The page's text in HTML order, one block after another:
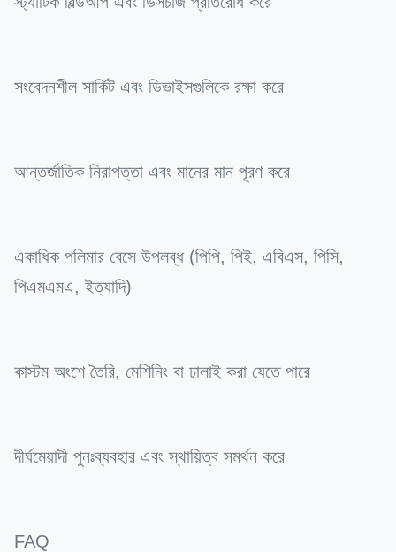
সংবেদনশীল সার্কিট এবং ডিভাইসগুলিকে রক্ষা করে
আন্তর্জাতিক নিরাপত্তা এবং মানের মান পূরণ করে
একাধিক পলিমার বেসে উপলব্ধ (পিপি, পিই, এবিএস, পিসি,
পিএমএমএ, ইত্যাদি)
কাস্টম অংশে তৈরি, মেশিনিং বা ঢালাই করা যেতে পারে
দীর্ঘমেয়াদী পুনঃব্যবহার এবং স্থায়িত্ব সমর্থন করে
FAQ